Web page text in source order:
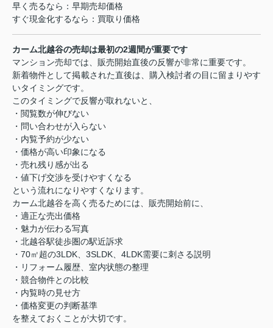
早く売るなら：早期売却価格
すぐ現金化するなら：買取り価格
カーム北越谷の売却は最初の2週間が重要です
マンション売却では、販売開始直後の反響が非常に重要です。
新着物件として掲載された直後は、購入検討者の目に留まりやす
いタイミングです。
このタイミングで反響が取れないと、
・閲覧数が伸びない
・問い合わせが入らない
・内覧予約が少ない
・価格が高い印象になる
・売れ残り感が出る
・値下げ交渉を受けやすくなる
という流れになりやすくなります。
カーム北越谷を高く売るためには、販売開始前に、
・適正な売出価格
・魅力が伝わる写真
・北越谷駅徒歩圏の駅近訴求
・70㎡超の3LDK、3SLDK、4LDK需要に刺さる説明
・リフォーム履歴、室内状態の整理
・競合物件との比較
・内覧時の見せ方
・価格変更の判断基準
を整えておくことが大切です。